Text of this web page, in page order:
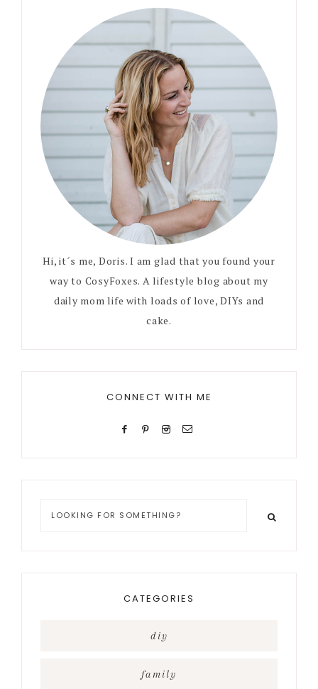
Hi, it´s me, Doris. I am glad that you found your
way to CosyFoxes. A lifestyle blog about my
daily mom life with loads of love, DIYs and
cake.
CONNECT WITH ME
CATEGORIES
diy
family